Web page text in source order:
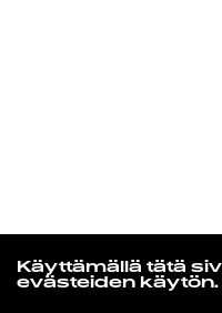
Käyttämällä tätä
evästeiden käytön.
Mad Lindell
Grandmaster Klaus